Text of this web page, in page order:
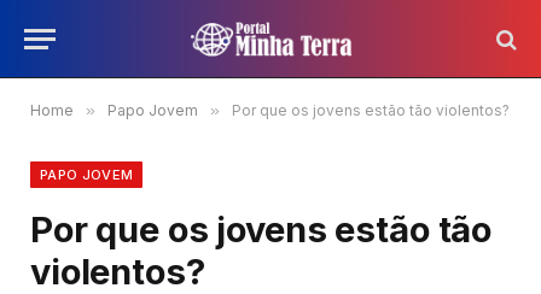
Home » Papo Jovem » Por que os jovens estão tão violentos?
PAPO JOVEM
Por que os jovens estão tão
violentos?